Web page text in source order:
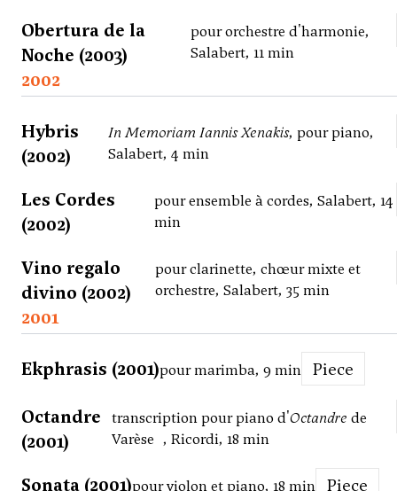
Obertura de la
Noche (2003)
pour orchestre d'harmonie,
Salabert, 11 min
2002
Hybris
(2002)
In Memoriam Iannis Xenakis, pour piano,
Salabert, 4 min
Les Cordes
(2002)
pour ensemble à cordes, Salabert, 14
min
Vino regalo
divino (2002)
pour clarinette, chœur mixte et
orchestre, Salabert, 35 min
2001
Ekphrasis (2001)pour marimba, 9 min Piece
Octandre
(2001)
transcription pour piano d'Octandre de
Varèse , Ricordi, 18 min
Sonata (2001)pour violon et piano, 18 min
Piece